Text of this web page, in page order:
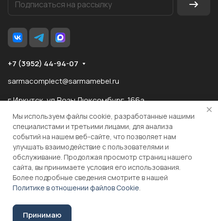
+7 (3952) 44-94-07
sarmacomplect@sarmamebel.ru
г.Иркутск, ул.Розы Люксембург, 166а
разработка
и продвижение сайта
© 2026 ООО "МКС" ИНН 3810055324 ОГРН 1083810004860
Мы используем файлы cookie, разработанные нашими
специалистами и третьими лицами, для анализа
событий на нашем веб-сайте, что позволяет нам
улучшать взаимодействие с пользователями и
обслуживание. Продолжая просмотр страниц нашего
сайта, вы принимаете условия его использования.
Более подробные сведения смотрите в нашей
Политике в отношении файлов Cookie.
Принимаю